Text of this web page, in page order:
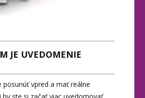
JE UVEDOMENIE
posunúť vpred a mať reálne